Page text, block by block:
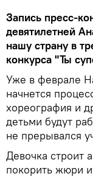
Запись пресс-
девятилетней
нашу страну в
конкурса "Ты
Уже в феврале
начнется
хореография и
детьми будут
не прерывался
Девочка строит
покорить жюри